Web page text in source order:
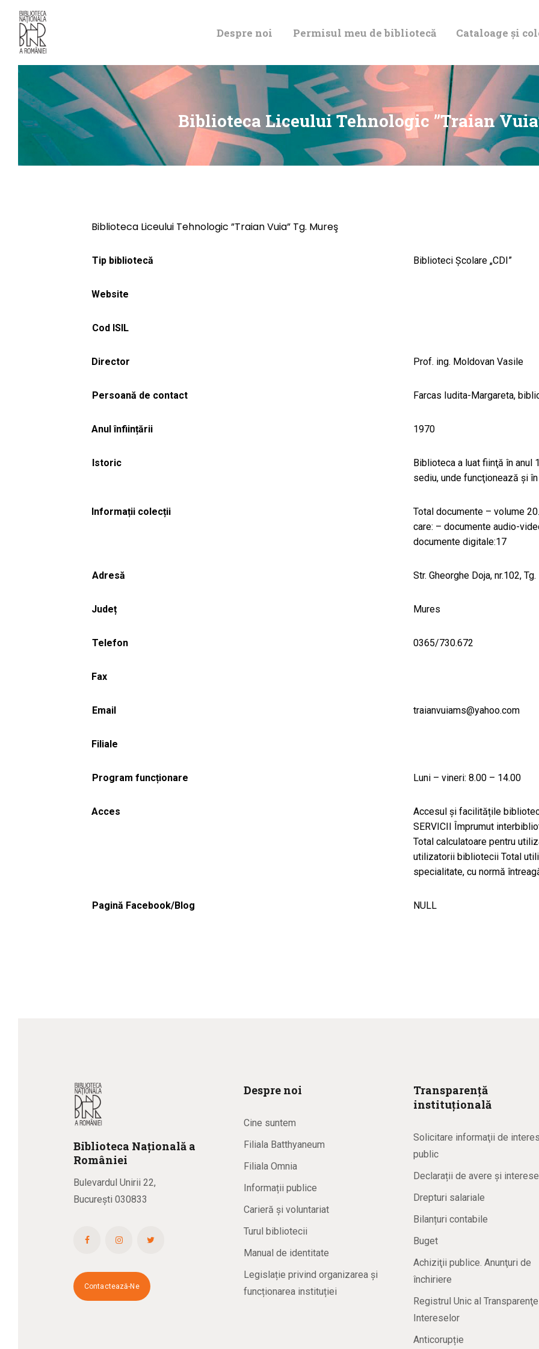
Despre noi Permisul meu de bibliotecă Cataloage și
Biblioteca Liceului Tehnologic ”Traian
DE BIBLIOTECĂ
CATALOAGE ȘI
COLECȚII
Biblioteca Liceului Tehnologic ”Traian Vuia” Tg. Mureş
Tip bibliotecă Biblioteci Școlare „CDI”
Website
Cod ISIL
Director Prof. ing. Moldovan Vasile
Persoană de contact Farcas Iudita-Margareta,
Anul înființării 1970
Istoric
Biblioteca a luat fiinţă în anul
sediu, unde funcţionează şi
Informații colecții
Total documente – volume
care: – documente audio-
documente digitale:17
Adresă Str. Gheorghe Doja, nr.102,
Județ Mures
Telefon 0365/730.672
Fax
Email traianvuiams@yahoo.com
Filiale
Program funcționare Luni – vineri: 8.00 – 14.00
Acces
Accesul și facilitățile
SERVICII Împrumut
Total calculatoare pentru
utilizatorii bibliotecii Total
specialitate, cu normă
Pagină Facebook/Blog NULL
Biblioteca Națională a
României
Bulevardul Unirii 22,
București 030833
Contactează-Ne
Despre noi
Cine suntem
Filiala Batthyaneum
Filiala Omnia
Informații publice
Carieră și voluntariat
Turul bibliotecii
Manual de identitate
Legislație privind organizarea și
funcționarea instituției
Transparență
instituțională
Solicitare informaţii de interes
public
Declarații de avere și interese
Drepturi salariale
Bilanțuri contabile
Buget
Achiziţii publice. Anunţuri de
închiriere
Registrul Unic al
Intereselor
Anticorupție